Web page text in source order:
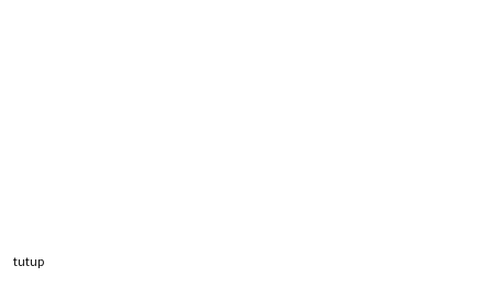
tutup